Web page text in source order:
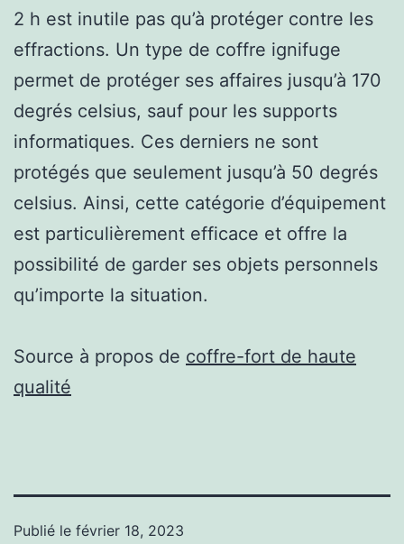
2 h est inutile pas qu’à protéger contre les
effractions. Un type de coffre ignifuge
permet de protéger ses affaires jusqu’à 170
degrés celsius, sauf pour les supports
informatiques. Ces derniers ne sont
protégés que seulement jusqu’à 50 degrés
celsius. Ainsi, cette catégorie d’équipement
est particulièrement efficace et offre la
possibilité de garder ses objets personnels
qu’importe la situation.
Source à propos de coffre-fort de haute
qualité
Publié le février 18, 2023